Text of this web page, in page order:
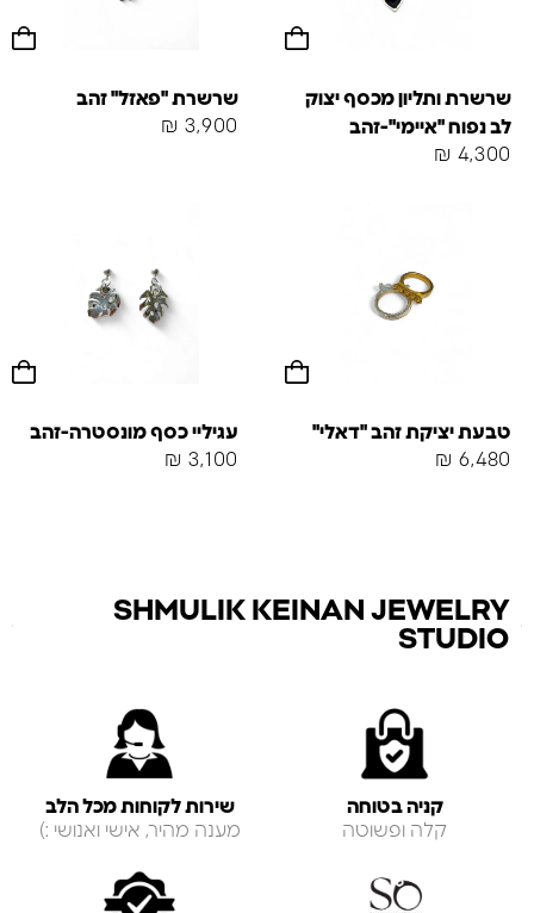
שרשרת ותליון מכסף יצוק
לב נפוח "איימי"-זהב
₪ 4,300
שרשרת "פאזל" זהב
₪ 3,900
טבעת יציקת זהב "דאלי"
₪ 6,480
עגיליי כסף מונסטרה-זהב
₪ 3,100
SHMULIK KEINAN JEWELRY
STUDIO
קניה בטוחה
קלה ופשוטה
שירות לקוחות מכל הלב
מענה מהיר, אישי ואנושי :)